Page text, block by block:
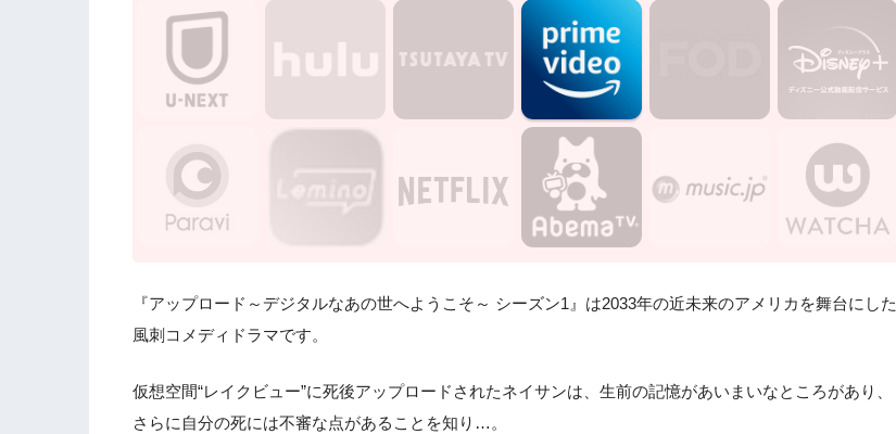
『アップロード～デジタルなあの世へようこそ～ シーズン1』は2033年の近未来のアメリカを舞台にした
風刺コメディドラマです。
仮想空間“レイクビュー”に死後アップロードされたネイサンは、生前の記憶があいまいなところがあり、
さらに自分の死には不審な点があることを知り…。